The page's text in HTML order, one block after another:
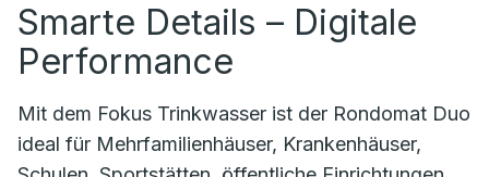
Smarte Details – Digitale
Performance
Mit dem Fokus Trinkwasser ist der Rondomat Duo
ideal für Mehrfamilienhäuser, Krankenhäuser,